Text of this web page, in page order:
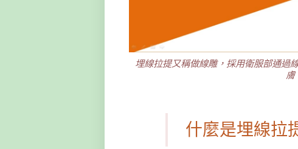
埋線拉提又稱做線雕，採用衛服部通過
膚
什麼是埋線拉